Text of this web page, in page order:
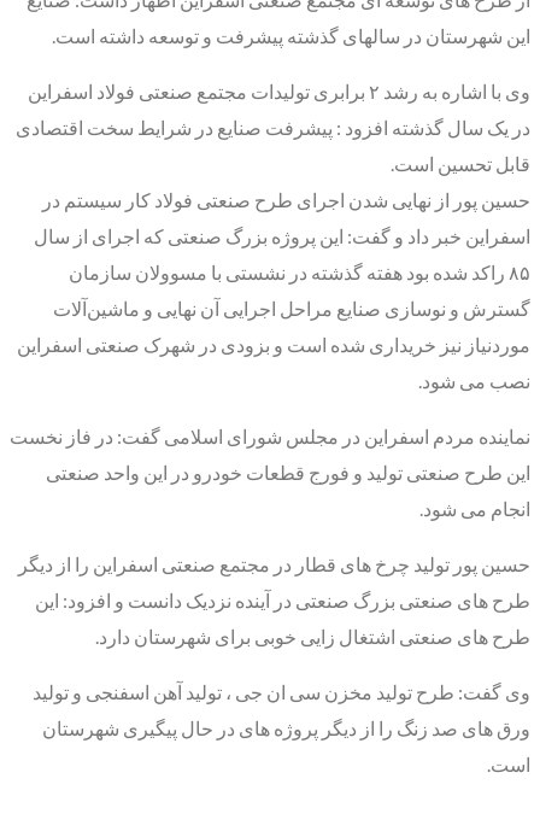
این شهرستان در سالهای گذشته پیشرفت و توسعه داشته است.
وی با اشاره به رشد ۲ برابری تولیدات مجتمع صنعتی فولاد اسفراین
در یک سال گذشته افزود : پیشرفت صنایع در شرایط سخت اقتصادی
قابل تحسین است.
حسین پور از نهایی شدن اجرای طرح صنعتی فولاد کار سیستم در
اسفراین خبر داد و گفت: این پروژه بزرگ صنعتی که اجرای از سال
۸۵ راکد شده بود هفته گذشته در نشستی با مسوولان سازمان
گسترش و نوسازی صنایع مراحل اجرایی آن‌ نهایی و ماشین‌آلات
موردنیاز نیز خریداری شده است و بزودی در شهرک صنعتی اسفراین
نصب می شود.
نماینده مردم اسفراین در مجلس شورای اسلامی گفت: در فاز نخست
این طرح صنعتی تولید و فورج قطعات خودرو در این واحد صنعتی
انجام می شود.
حسین پور تولید چرخ های قطار در مجتمع صنعتی اسفراین را از دیگر
طرح های صنعتی بزرگ صنعتی در آینده نزدیک دانست و افزود: این
طرح های صنعتی اشتغال زایی خوبی برای شهرستان دارد.
وی گفت: طرح تولید مخزن سی ان جی ، تولید آهن اسفنجی و تولید
ورق های صد زنگ را از دیگر پروژه های در حال پیگیری شهرستان
است.